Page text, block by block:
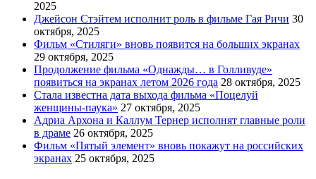
2025
Джейсон Стэйтем исполнит роль в фильме Гая Ричи 30
октября, 2025
Фильм «Стиляги» вновь появится на больших экранах
29 октября, 2025
Продолжение фильма «Однажды… в Голливуде»
появиться на экранах летом 2026 года 28 октября, 2025
Стала известна дата выхода фильма «Поцелуй
женщины-паука» 27 октября, 2025
Адриа Архона и Каллум Тернер исполнят главные роли
в драме 26 октября, 2025
Фильм «Пятый элемент» вновь покажут на российских
экранах 25 октября, 2025